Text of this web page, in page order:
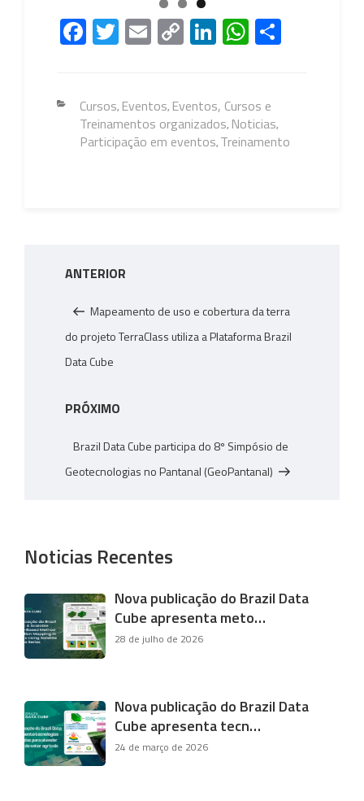
Fa
ce
o
ok
T
wi
er
E
m
C
o
Li
nk
Li
nk
dI
n
W
h
s
A
Categorias
Cursos, Eventos, Eventos, Cursos e
Treinamentos organizados, Noticias,
Participação em eventos, Treinamento
Post
ANTERIOR
Mapeamento de uso e cobertura da terra
do projeto TerraClass utiliza a Plataforma Brazil
Data Cube
Próximo
PRÓXIMO
Brazil Data Cube participa do 8º Simpósio de
Geotecnologias no Pantanal (GeoPantanal)
Noticias Recentes
Nova publicação do Brazil Data
Cube apresenta meto…
28 de julho de 2026
Nova publicação do Brazil Data
Cube apresenta tecn…
24 de março de 2026